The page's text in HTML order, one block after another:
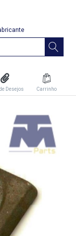
Desejos Carrinho